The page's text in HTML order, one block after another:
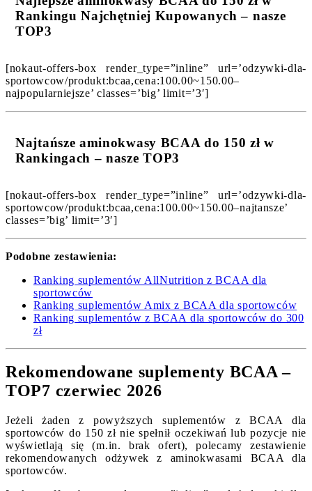
Rankingu Najchętniej Kupowanych – nasze
TOP3
[nokaut-offers-box render_type=”inline” url=’odzywki-dla-
sportowcow/produkt:bcaa,cena:100.00~150.00–
najpopularniejsze’ classes=’big’ limit=’3′]
Najtańsze aminokwasy BCAA do 150 zł w
Rankingach – nasze TOP3
[nokaut-offers-box render_type=”inline” url=’odzywki-dla-
sportowcow/produkt:bcaa,cena:100.00~150.00–najtansze’
classes=’big’ limit=’3′]
Podobne zestawienia:
Ranking suplementów AllNutrition z BCAA dla
sportowców
Ranking suplementów Amix z BCAA dla sportowców
Ranking suplementów z BCAA dla sportowców do 300
zł
Rekomendowane suplementy BCAA –
TOP7 czerwiec 2026
Jeżeli żaden z powyższych suplementów z BCAA dla
sportowców do 150 zł nie spełnił oczekiwań lub pozycje nie
wyświetlają się (m.in. brak ofert), polecamy zestawienie
rekomendowanych odżywek z aminokwasami BCAA dla
sportowców.